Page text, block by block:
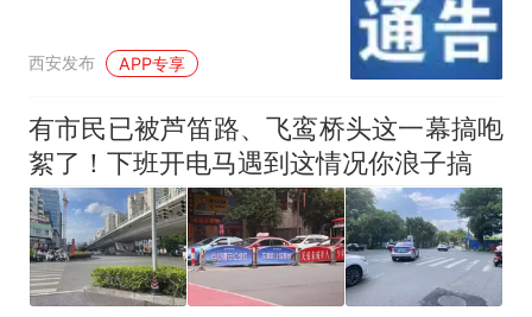
因老师一句“跟我回家”改写了
人生
西安发布 APP专享
有市民已被芦笛路、飞鸾桥头这一幕搞咆
絮了！下班开电马遇到这情况你浪子搞